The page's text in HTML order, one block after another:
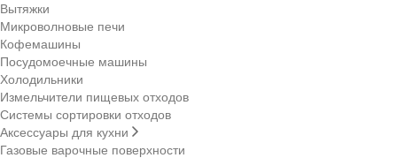
Вытяжки
Микроволновые печи
Кофемашины
Посудомоечные машины
Холодильники
Измельчители пищевых отходов
Системы сортировки отходов
Аксессуары для кухни
Газовые варочные поверхности